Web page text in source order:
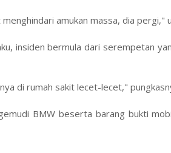
amukan massa, dia pergi,"
insiden bermula dari serempetan
di rumah sakit lecet-lecet,"
BMW beserta barang bukti